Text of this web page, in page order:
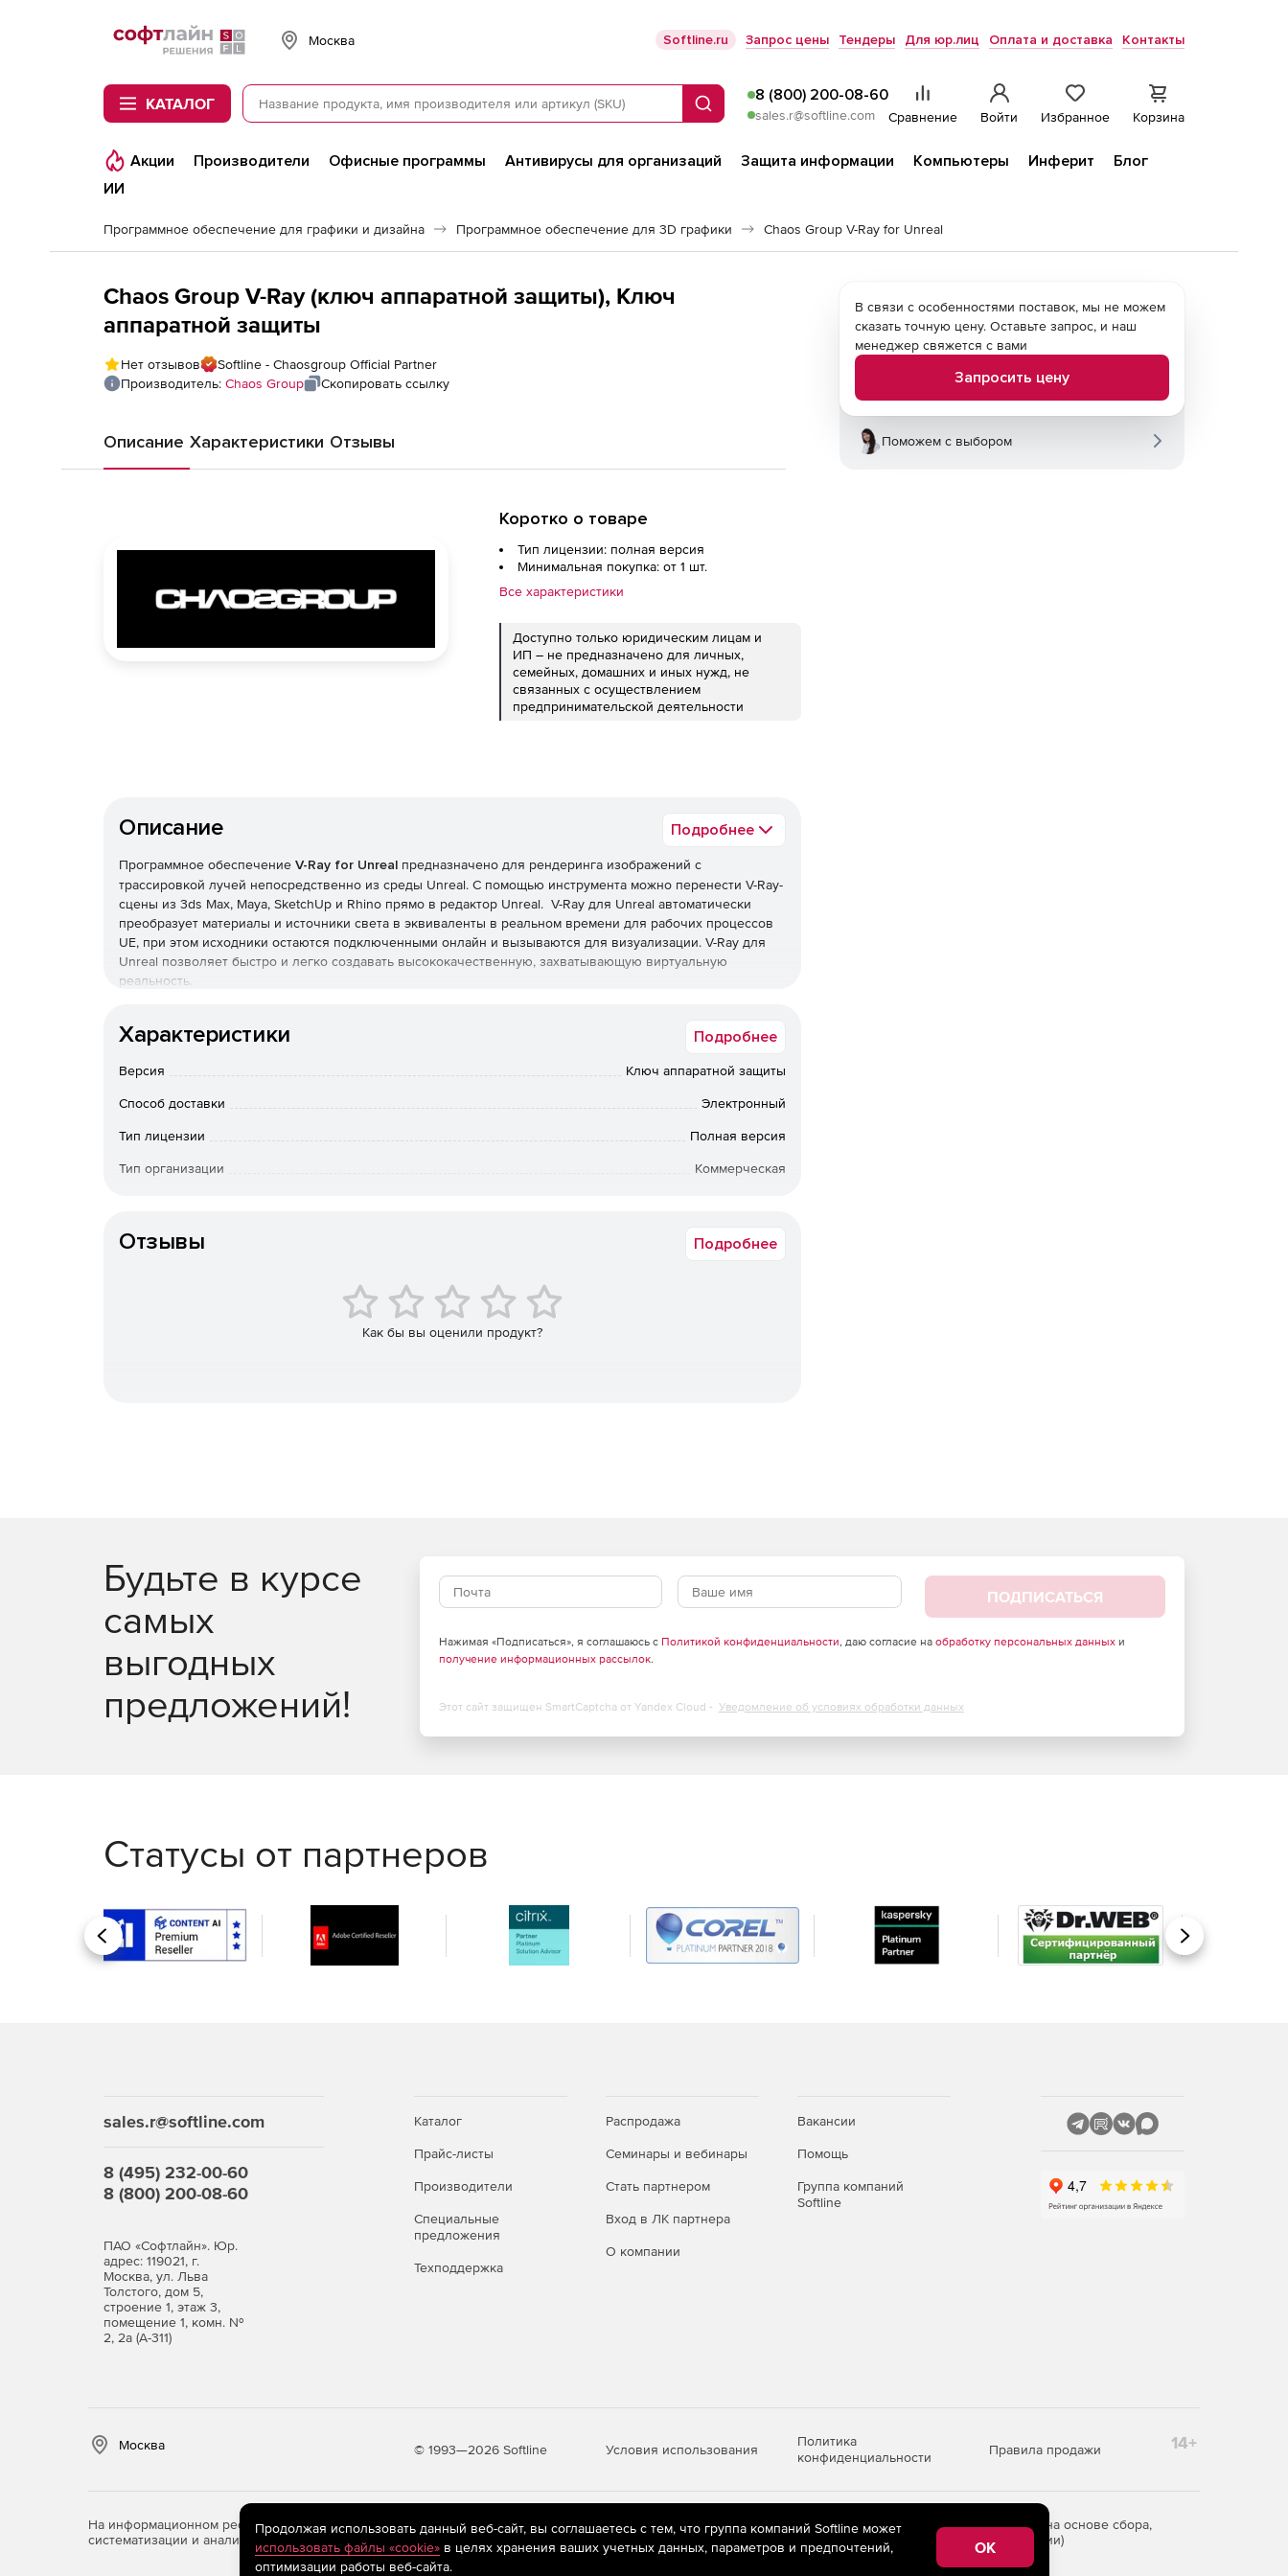
Softline
Москва Softline.ru Запрос цены Тендеры Для юр.лиц Оплата и доставка Контакты
КАТАЛОГ Поиск
8 (800) 200-08-60
sales.r@softline.com Сравнение Войти Избранное Корзина
Акции Производители Офисные программы Антивирусы для организаций Защита информации Компьютеры Инферит
Блог
ИИ
Программное обеспечение для графики и дизайна Программное обеспечение для 3D графики Chaos Group V-Ray for Unreal
Chaos Group V-Ray (ключ аппаратной защиты), Ключ
аппаратной защиты
Нет отзывов
Softline - Chaosgroup Official Partner
Производитель: Chaos Group Скопировать ссылку
Описание Характеристики Отзывы
Коротко о товаре
Тип лицензии: полная версия
Минимальная покупка: от 1 шт.
Все характеристики
Доступно только юридическим лицам и
ИП – не предназначено для личных,
семейных, домашних и иных нужд, не
связанных с осуществлением
предпринимательской деятельности
Описание Подробнее
Программное обеспечение V-Ray for Unreal предназначено для рендеринга изображений с
трассировкой лучей непосредственно из среды Unreal. С помощью инструмента можно перенести V-Ray-
сцены из 3ds Max, Maya, SketchUp и Rhino прямо в редактор Unreal. V-Ray для Unreal автоматически
преобразует материалы и источники света в эквиваленты в реальном времени для рабочих процессов
UE, при этом исходники остаются подключенными онлайн и вызываются для визуализации. V-Ray для
Unreal позволяет быстро и легко создавать высококачественную, захватывающую виртуальную
реальность.
Визуализация сцены Unreal с физически точным освещением и трассировкой лучей от V-Ray.
Рендеринг реалистичного отраженного света с помощью V-Ray Brute Force и проприетарное
Рендеринг эпизодов из редактора Unreal Sequence для создания анимированной кинематики с V-Ray-
Использование возможностей нескольких машин, работающих вместе, для ускорения рендеринга.
Характеристики Подробнее
Версия Ключ аппаратной защиты
Способ доставки Электронный
Тип лицензии Полная версия
Тип организации Коммерческая
Отзывы Подробнее
Как бы вы оценили продукт?
В связи с особенностями поставок, мы не можем
сказать точную цену. Оставьте запрос, и наш
менеджер свяжется с вами
Запросить цену
Поможем с выбором
Будьте в курсе
самых
выгодных
предложений!
ПОДПИСАТЬСЯ
Нажимая «Подписаться», я соглашаюсь с Политикой конфиденциальности, даю согласие на обработку персональных данныхи
получение информационных рассылок.
Этот сайт защищен SmartCaptcha от Yandex Cloud - Уведомление об условиях обработки данных
Статусы от партнеров
Назад Вперед
sales.r@softline.com
8 (495) 232-00-60
8 (800) 200-08-60
ПАО «Софтлайн». Юр.
адрес: 119021, г.
Москва, ул. Льва
Толстого, дом 5,
строение 1, этаж 3,
помещение 1, комн. №
2, 2а (А-311)
Каталог
Прайс-листы
Производители
Специальные
предложения
Техподдержка
Распродажа
Семинары и вебинары
Стать партнером
Вход в ЛК партнера
О компании
Вакансии
Помощь
Группа компаний
Softline
Москва © 1993—2026 Softline Условия использования
Политика
конфиденциальности
Правила продажи 14+
На информационном ресурсе store.softline.ru применяютсярекомендательные технологии(информационные технологии предоставления информации на основе сбора,
систематизации и анализа сведений, относящихся к предпочтениям пользователей сети «Интернет», находящихся на территории Российской Федерации)
Продолжая использовать данный веб-сайт, вы соглашаетесь с тем, что группа компаний Softline может
использовать файлы «cookie»в целях хранения ваших учетных данных, параметров и предпочтений,
оптимизации работы веб-сайта.
OK